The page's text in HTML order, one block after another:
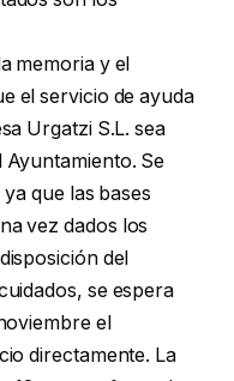
memoria y el
el servicio de ayuda
Urgatzi S.L. sea
Se
que las bases
vez dados los
del
se espera
el
directamente. La